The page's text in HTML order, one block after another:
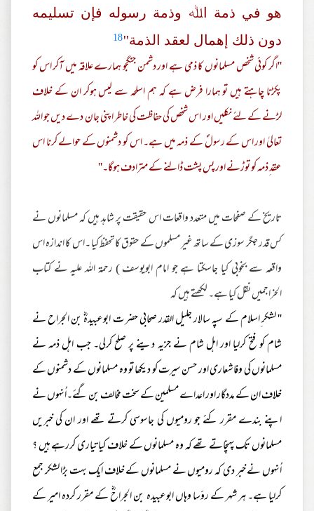
ھو في ذمة اﷲ وذمة رسوله فإن تسلیمه
دون ذلك إھمال لعقد الذمة''18
''اگر کوئی شخص مسلمانوں کا ذمی ہے اور دشمن جنگجو ہمارے علاقہ میں آکر اس کو
پکڑنا چاہتے ہیں تو ہمارا فرض ہے کہ ہم اسلحہ سے لیس ہوکر ان کے خلاف
لڑنے کے لئے نکلیں اور اس شخص کی حفاظت کی خاطر اپنی جان دے دیں جو اللہ
تعالیٰ اور اس کے رسولؐ کے ذمہ میں ہے۔ اس کو دشمنوں کے حوالے کرنا اس
عقد ِذمہ کو توڑنے اور پس پشت ڈالنے کے مترادف ہوگا۔''
تاریخ کے صفحات میں متعدد واقعات اس حقیقت پر شاہد ہیں کہ مسلمانوں نے
کس قدر جگر سوزی کے ساتھ غیر مسلموں کے حقوق کا تحفظ کیا ۔اس کا اندازہ اس
واقعہ سے بخوبی کیا جاسکتا ہے جو امام ابویوسف ) رحمة اللہ علیہ نے کتاب
الخراجمیں نقل کیا ہے۔ لکھتے ہیں کہ
'' لشکر ِاسلام کے سپہ سالار جلیل القدر صحابی حضر ت ابوعبیدہؓ بن الجراح نے
شام کو فتح کرلیا اور اہل شام نے جزیہ دینے پر صلح کرلی۔ جب اہل ذمہ نے
مسلمانوں کی وفاشعاری اور حسن سیرت کو دیکھا تو وہ مسلمانوں کے دشمنوں کے
خلاف ان کے مددگار اور اعداے مسلمین کے سخت مخالف بن گئے۔اُنہوں نے
اپنے بندے مقرر کئے جو رومیوں کی جاسوسی کرتے تھے اور ان کی خبریں
مسلمانوں تک پہنچاتے تھے کہ وہ مسلمانوں کے خلاف کیا تیاری کررہے ہیں ؟
اُنہوں نے خبر دی کہ رومیوں نے مسلمانوں کے خلاف ایک بہت بڑا لشکر جمع
کرلیا ہے۔ ہر شہر کے رؤسا وہاں ابوعبیدہ بن الجراحؓ کے مقرر کردہ امیر کے